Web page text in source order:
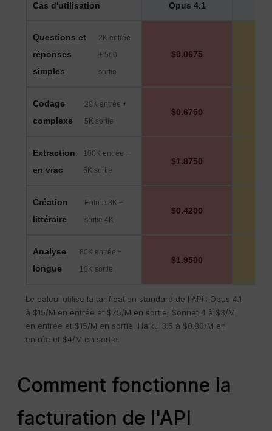
Cas d'utilisation Opus 4.1
Questions et
réponses
simples
2K entrée
+ 500
sortie
$0.0675
Codage
complexe
20K entrée +
5K sortie
$0.6750
Extraction
en vrac
100K entrée +
5K sortie
$1.8750
Création
littéraire
Entrée 8K +
sortie 4K
$0.4200
Analyse
longue
80K entrée +
10K sortie
$1.9500
Le calcul utilise la tarification standard de l'API : Opus 4.1
à $15/M en entrée et $75/M en sortie, Sonnet 4 à $3/M
en entrée et $15/M en sortie, Haiku 3.5 à $0.80/M en
entrée et $4/M en sortie.
Comment fonctionne la
facturation de l'API